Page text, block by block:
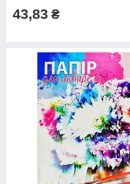
43,83 ₴